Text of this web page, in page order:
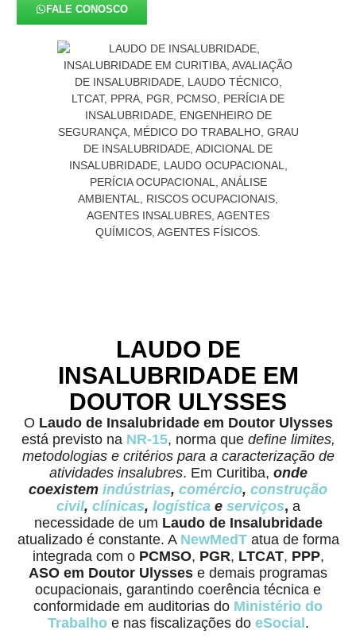
FALE CONOSCO
LAUDO DE
INSALUBRIDADE EM
DOUTOR ULYSSES
O Laudo de Insalubridade em Doutor Ulysses
está previsto na NR-15, norma que define limites,
metodologias e critérios para a caracterização de
atividades insalubres. Em Curitiba, onde
coexistem indústrias, comércio, construção
civil, clínicas, logísticae serviços, a
necessidade de um Laudo de Insalubridade
atualizado é constante. A NewMedT atua de forma
integrada com o PCMSO, PGR, LTCAT, PPP,
ASO em Doutor Ulysses e demais programas
ocupacionais, garantindo coerência técnica e
conformidade em auditorias do Ministério do
Trabalhoe nas fiscalizações do eSocial .